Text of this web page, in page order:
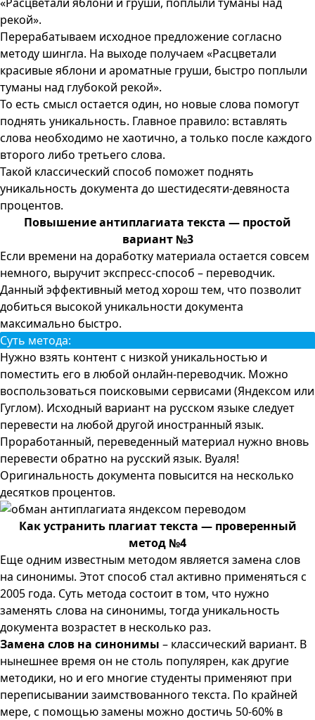
рекой».
Перерабатываем исходное предложение согласно
методу шингла. На выходе получаем «Расцветали
красивые яблони и ароматные груши, быстро поплыли
туманы над глубокой рекой».
То есть смысл остается один, но новые слова помогут
поднять уникальность. Главное правило: вставлять
слова необходимо не хаотично, а только после каждого
второго либо третьего слова.
Такой классический способ поможет поднять
уникальность документа до шестидесяти-девяноста
процентов.
Повышение антиплагиата текста — простой
вариант №3
Если времени на доработку материала остается совсем
немного, выручит экспресс-способ – переводчик.
Данный эффективный метод хорош тем, что позволит
добиться высокой уникальности документа
максимально быстро.
Суть метода:
Нужно взять контент с низкой уникальностью и
поместить его в любой онлайн-переводчик. Можно
воспользоваться поисковыми сервисами (Яндексом или
Гуглом). Исходный вариант на русском языке следует
перевести на любой другой иностранный язык.
Проработанный, переведенный материал нужно вновь
перевести обратно на русский язык. Вуаля!
Оригинальность документа повысится на несколько
десятков процентов.
Как устранить плагиат текста — проверенный
метод №4
Еще одним известным методом является замена слов
на синонимы. Этот способ стал активно применяться с
2005 года. Суть метода состоит в том, что нужно
заменять слова на синонимы, тогда уникальность
документа возрастет в несколько раз.
Замена слов на синонимы – классический вариант. В
нынешнее время он не столь популярен, как другие
методики, но и его многие студенты применяют при
переписывании заимствованного текста. По крайней
мере, с помощью замены можно достичь 50-60% в